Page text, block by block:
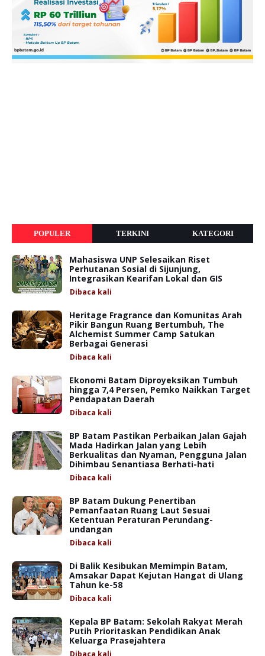
POPULER TERKINI KATEGORI
Mahasiswa UNP Selesaikan Riset
Perhutanan Sosial di Sijunjung,
Integrasikan Kearifan Lokal dan GIS
Dibaca kali
Heritage Fragrance dan Komunitas Arah
Pikir Bangun Ruang Bertumbuh, The
Alchemist Summer Camp Satukan
Berbagai Generasi
Dibaca kali
Ekonomi Batam Diproyeksikan Tumbuh
hingga 7,4 Persen, Pemko Naikkan Target
Pendapatan Daerah
Dibaca kali
BP Batam Pastikan Perbaikan Jalan Gajah
Mada Hadirkan Jalan yang Lebih
Berkualitas dan Nyaman, Pengguna Jalan
Dihimbau Senantiasa Berhati-hati
Dibaca kali
BP Batam Dukung Penertiban
Pemanfaatan Ruang Laut Sesuai
Ketentuan Peraturan Perundang-
undangan
Dibaca kali
Di Balik Kesibukan Memimpin Batam,
Amsakar Dapat Kejutan Hangat di Ulang
Tahun ke-58
Dibaca kali
Kepala BP Batam: Sekolah Rakyat Merah
Putih Prioritaskan Pendidikan Anak
Keluarga Prasejahtera
Dibaca kali